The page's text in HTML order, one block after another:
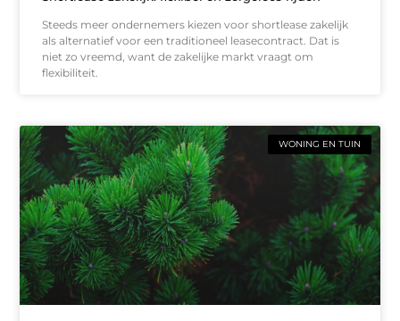
Steeds meer ondernemers kiezen voor shortlease zakelijk
als alternatief voor een traditioneel leasecontract. Dat is
niet zo vreemd, want de zakelijke markt vraagt om
flexibiliteit.
WONING EN TUIN